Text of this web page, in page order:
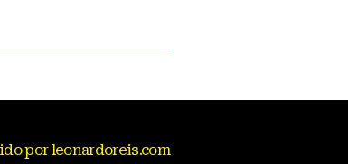
por leonardoreis.com